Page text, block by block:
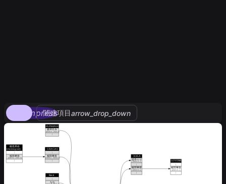
compress
関連項目arrow_drop_down